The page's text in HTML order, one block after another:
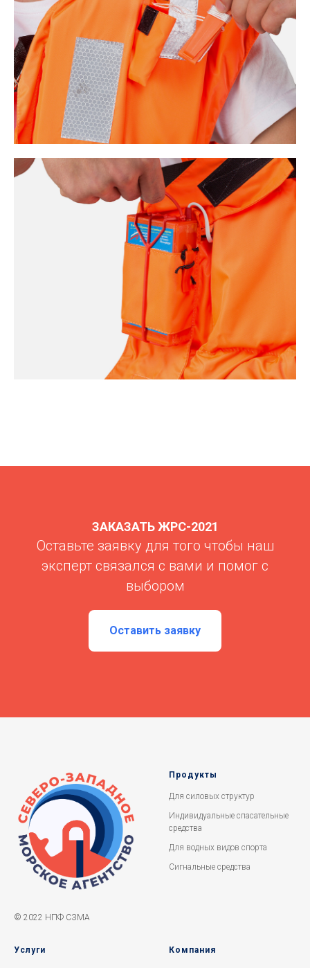
ЗАКАЗАТЬ ЖРС-2021
Оставьте заявку для того чтобы наш
эксперт связался с вами и помог с
выбором
Оставить заявку
© 2022 НПФ СЗМА
Продукты
Для силовых структур
Индивидуальные спасательные
средства
Для водных видов спорта
Сигнальные средства
Услуги Компания